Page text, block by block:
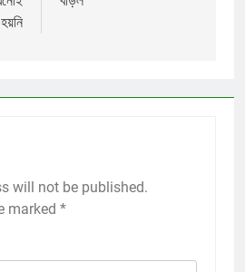
will not be published.
marked *